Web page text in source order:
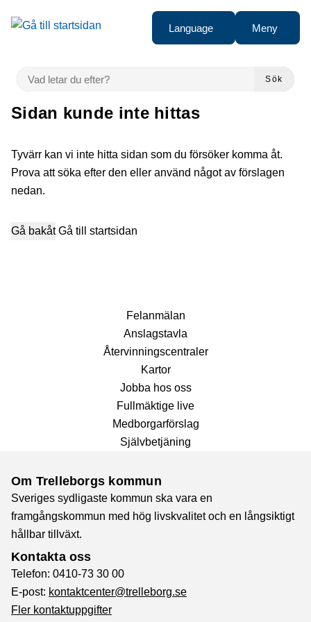
Gå till innehåll
Language Meny
VAD LETAR DU EFTER?
Sök
Sidan kunde inte hittas
Tyvärr kan vi inte hitta sidan som du försöker komma åt.
Prova att söka efter den eller använd något av förslagen
nedan.
Gå bakåt Gå till startsidan
Fel­anmälan
Anslags­tavla
Återvinnings­centraler
Kartor
Jobba hos oss
Fullmäktige live
Medborgarförslag
Självbetjäning
Om Trelleborgs kommun
Sveriges sydligaste kommun ska vara en
framgångskommun med hög livskvalitet och en långsiktigt
hållbar tillväxt.
Kontakta oss
Telefon: 0410-73 30 00
E-post: kontaktcenter@trelleborg.se
Fler kontaktuppgifter